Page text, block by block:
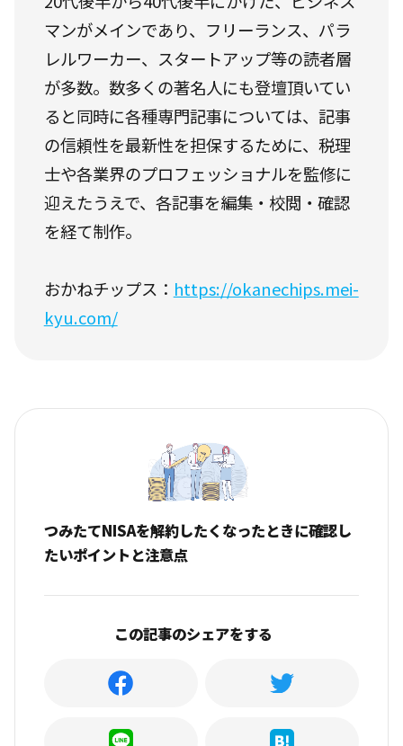
マンがメインであり、フリーランス、パラ
レルワーカー、スタートアップ等の読者層
が多数。数多くの著名人にも登壇頂いてい
ると同時に各種専門記事については、記事
の信頼性を最新性を担保するために、税理
士や各業界のプロフェッショナルを監修に
迎えたうえで、各記事を編集・校閲・確認
を経て制作。
おかねチップス： https://okanechips.mei-
kyu.com/
つみたてNISAを解約したくなったときに確認し
たいポイントと注意点
この記事のシェアをする